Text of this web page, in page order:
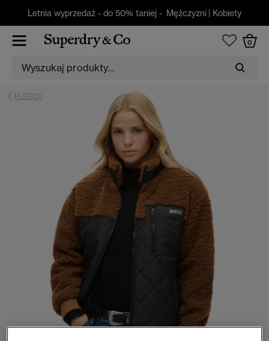
Letnia wyprzedaż - do 50% taniej - Mężczyzni | Kobiety
0
FLEECE